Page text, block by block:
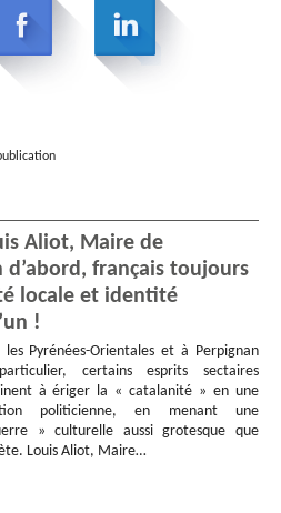
Aliot, Maire de
d’abord, français toujours
locale et identité
!
les Pyrénées-Orientales et à Perpignan
certains esprits sectaires
à ériger la « catalanité » en une
politicienne, en menant une
» culturelle aussi grotesque que
Louis Aliot, Maire…